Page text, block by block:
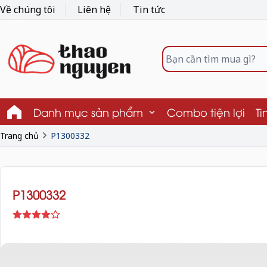
Về chúng tôi Liên hệ Tin tức
Danh mục sản phẩm Combo tiện lợi
Trang chủ P1300332
P1300332